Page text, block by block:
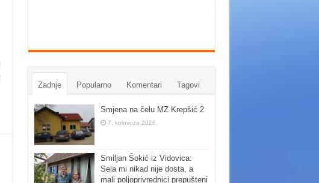
Zadnje Popularno Komentari Tagovi
Smjena na čelu MZ Krepšić 2
7. kolovoza 2026.
Smiljan Šokić iz Vidovica:
Sela mi nikad nije dosta, a
mali poljoprivrednici prepušteni